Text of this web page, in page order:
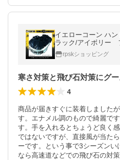
イエローコーン ハ
ラック/アイボリー
rpskショッピング
寒さ対策と飛び石対策にグー
4
商品が届きすぐに装着しました
す。エナメル調のもので綺麗で
す。手を入れるとちょうど良く
ではないですが、直接風が当た
ーです。という事で3シーズン
なら高速道などでの飛び石の対